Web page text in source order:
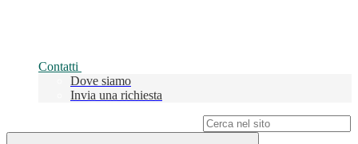
Contatti
Dove siamo
Invia una richiesta